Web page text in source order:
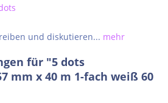
und diskutieren... mehr
für "5 dots
mm x 40 m 1-fach weiß 60